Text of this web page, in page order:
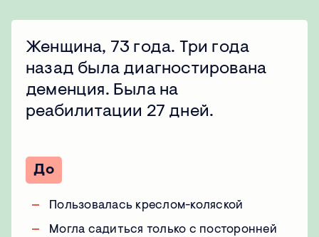
Женщина, 73 года. Три года
назад была диагностирована
деменция. Была на
реабилитации 27 дней.
До
Пользовалась креслом-коляской
Могла садиться только с посторонней